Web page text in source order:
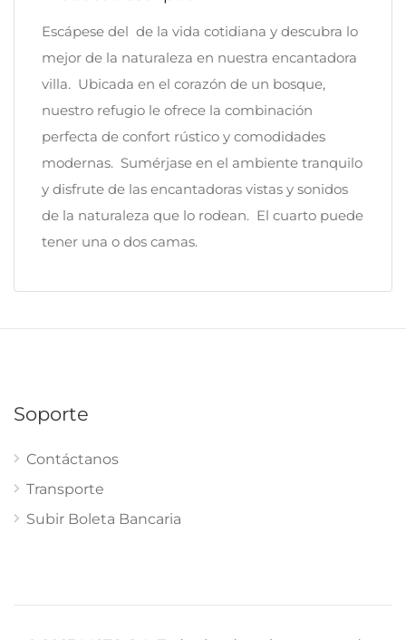
Escápese del de la vida cotidiana y descubra lo
mejor de la naturaleza en nuestra encantadora
villa. Ubicada en el corazón de un bosque,
nuestro refugio le ofrece la combinación
perfecta de confort rústico y comodidades
modernas. Sumérjase en el ambiente tranquilo
y disfrute de las encantadoras vistas y sonidos
de la naturaleza que lo rodean. El cuarto puede
tener una o dos camas.
Soporte
Contáctanos
Transporte
Subir Boleta Bancaria